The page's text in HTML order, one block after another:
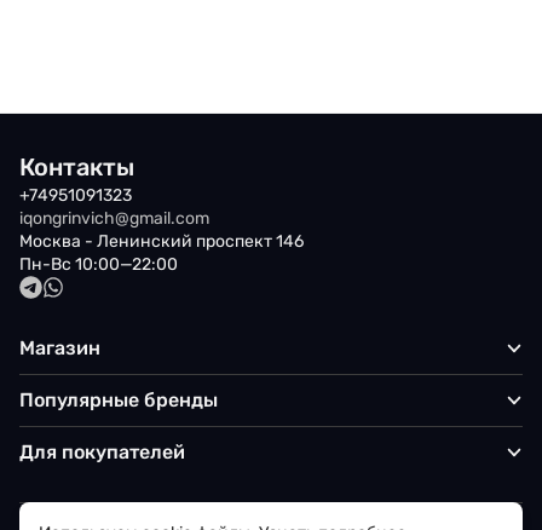
Контакты
+74951091323
iqongrinvich@gmail.com
Москва - Ленинский проспект 146
Пн-Вс 10:00—22:00
Магазин
Популярные бренды
Для покупателей